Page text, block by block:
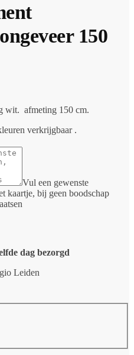
150
wit. afmeting 150 cm.
verkrijgbaar .
Vul een gewenste
kaartje, bij geen boodschap
dag bezorgd
Leiden